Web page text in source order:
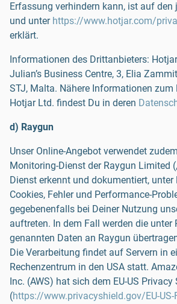
Erfassung verhindern kann, ist auf den
und unter https://www.hotjar.com/
erklärt.
Informationen des Drittanbieters:
Julian’s Business Centre, 3, Elia
STJ, Malta. Nähere Informationen zum
Hotjar Ltd. findest Du in deren
d) Raygun
Unser Online-Angebot verwendet
Monitoring-Dienst der Raygun Limited
Dienst erkennt und dokumentiert, unter
Cookies, Fehler und Performance-
gegebenenfalls bei Deiner Nutzung
auftreten. In dem Fall werden die unter
genannten Daten an Raygun
Die Verarbeitung findet auf Servern in
Rechenzentrum in den USA statt.
Inc. (AWS) hat sich dem EU-US Privacy
(https://www.privacyshield.gov/EU-US-